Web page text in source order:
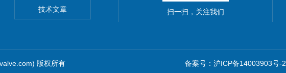
技术文章 扫一扫，关注我们
版权所有 备案号：沪ICP备14003903号-2